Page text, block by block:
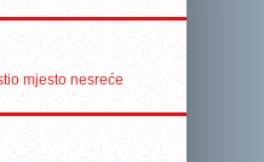
mjesto nesreće